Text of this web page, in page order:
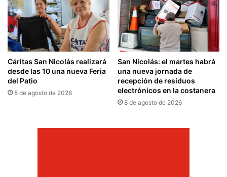
Cáritas San Nicolás realizará
desde las 10 una nueva Feria
del Patio
8 de agosto de 2026
San Nicolás: el martes habrá
una nueva jornada de
recepción de residuos
electrónicos en la costanera
8 de agosto de 2026